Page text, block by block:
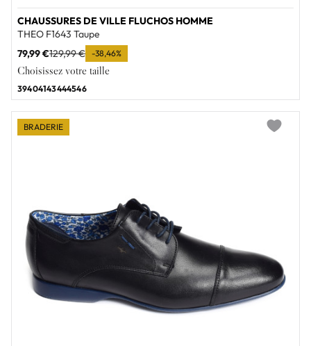
CHAUSSURES DE VILLE FLUCHOS HOMME
THEO F1643 Taupe
79,99 €129,99 € -38,46%
Choisissez votre taille
39404143444546
BRADERIE